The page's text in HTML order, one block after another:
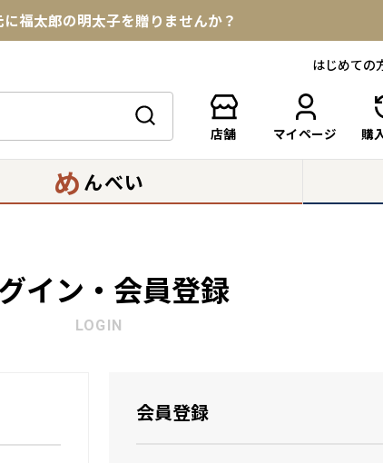
に福太郎の明太子を贈りませんか？
を試したい方へ】ポストイン！めんべい
律770円！10,800円以上で送料無料
はじめての
店舗 マイページ 購
め んべい
イン・会員登録
LOGIN
会員登録